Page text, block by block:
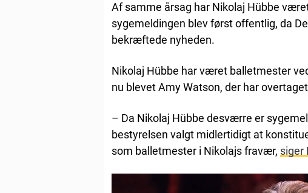
Af samme årsag har Nikolaj Hübbe
sygemeldingen blev først offentlig, da
bekræftede nyheden.
Nikolaj Hübbe har været balletmester
nu blevet Amy Watson, der har
– Da Nikolaj Hübbe desværre er
bestyrelsen valgt midlertidigt at
som balletmester i Nikolajs fravær, siger